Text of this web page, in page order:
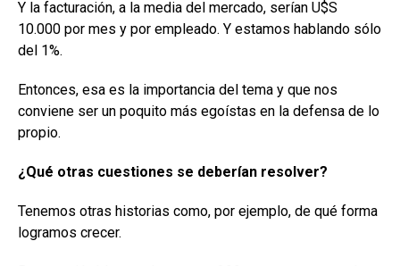
Y la facturación, a la media del mercado, serían U$S
10.000 por mes y por empleado. Y estamos hablando sólo
del 1%.
Entonces, esa es la importancia del tema y que nos
conviene ser un poquito más egoístas en la defensa de lo
propio.
¿Qué otras cuestiones se deberían resolver?
Tenemos otras historias como, por ejemplo, de qué forma
logramos crecer.